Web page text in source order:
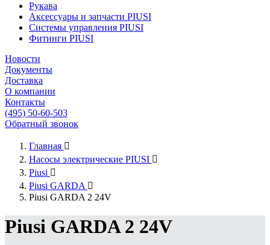
Рукава
Аксессуары и запчасти PIUSI
Системы управления PIUSI
Фитинги PIUSI
Новости
Документы
Доставка
О компании
Контакты
(495) 50-60-503
Обратный звонок
Главная 
Насосы электрические PIUSI 
Piusi 
Piusi GARDA 
Piusi GARDA 2 24V
Piusi GARDA 2 24V